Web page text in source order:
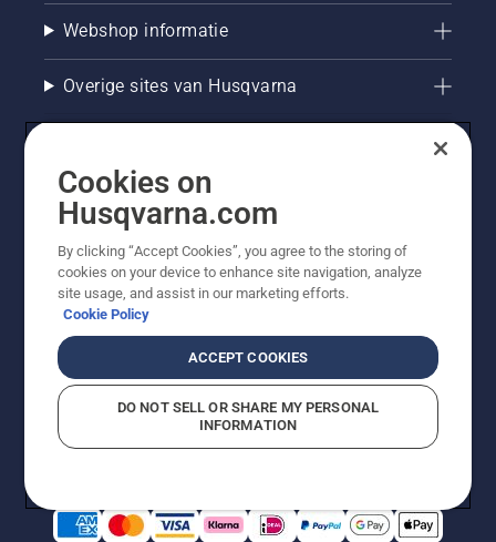
Webshop informatie
Overige sites van Husqvarna
© Husqvarna AB (publ). Alle rechten voorbehouden. De
getoonde prijzen zijn consumentenadviesprijzen. Alle
vermelde prijzen zijn adviesverkoopprijzen (incl. BTW),
tenzij het product beschikbaar is voor directe aankoop.
CookiebeleidGebruiksvoorwaarden Privacyverklaring
Bedrijfsgegevens Report Suspected Violations
Cookies on
Husqvarna.com
By clicking “Accept Cookies”, you agree to the storing of
cookies on your device to enhance site navigation, analyze
site usage, and assist in our marketing efforts.
Cookie Policy
ACCEPT COOKIES
DO NOT SELL OR SHARE MY PERSONAL
INFORMATION